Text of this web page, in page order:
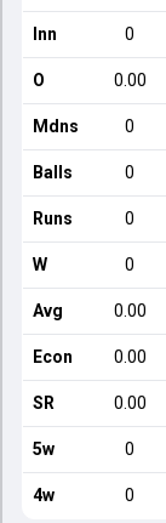
Inn 0
O 0.00
Mdns 0
Balls 0
Runs 0
W 0
Avg 0.00
Econ 0.00
SR 0.00
5w 0
4w 0